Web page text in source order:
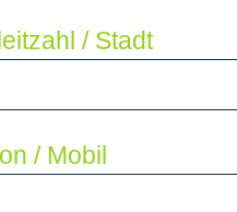
/ Stadt
/ Mobil